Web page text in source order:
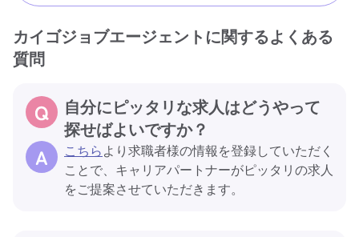
カイゴジョブエージェントに関するよくある
質問
自分にピッタリな求人はどうやって
探せばよいですか？
こちらより求職者様の情報を登録していただく
ことで、キャリアパートナーがピッタリの求人
をご提案させていただきます。